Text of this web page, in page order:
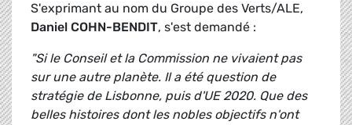
S'exprimant au nom du Groupe des Verts/ALE,
Daniel COHN-BENDIT, s'est demandé :
"Si le Conseil et la Commission ne vivaient pas
sur une autre planète. Il a été question de
stratégie de Lisbonne, puis d'UE 2020. Que des
belles histoires dont les nobles objectifs n'ont